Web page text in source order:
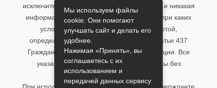
исключительно информационный характер и никакая
информация, опубликованная на нём, ни при каких
условиях не является публичной офертой,
определяемой положениями пункта 2 статьи 437
Гражданского кодекса Российской Федерации. Все
указанные условия могут быть изменены без
предварительного уведомления.
Мы используем файлы
cookie. Они помогают
улучшать сайт и делать его
удобнее.
Нажимая «Принять», вы
соглашаетесь с их
использованием и
передачей данных сервису